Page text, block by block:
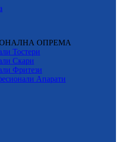
ОПРЕМА
Тостери
Скари
Фритези
Апарати